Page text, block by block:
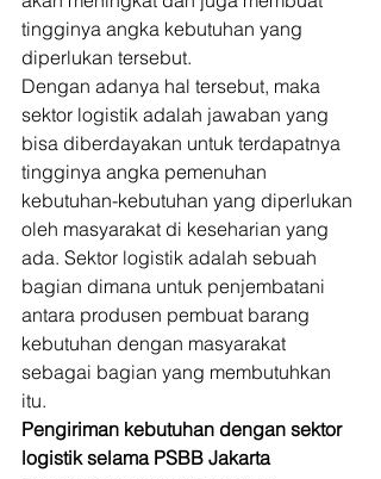
tingginya angka kebutuhan yang
diperlukan tersebut.
Dengan adanya hal tersebut, maka
sektor logistik adalah jawaban yang
bisa diberdayakan untuk terdapatnya
tingginya angka pemenuhan
kebutuhan-kebutuhan yang diperlukan
oleh masyarakat di keseharian yang
ada. Sektor logistik adalah sebuah
bagian dimana untuk penjembatani
antara produsen pembuat barang
kebutuhan dengan masyarakat
sebagai bagian yang membutuhkan
itu.
Pengiriman kebutuhan dengan sektor
logistik selama PSBB Jakarta